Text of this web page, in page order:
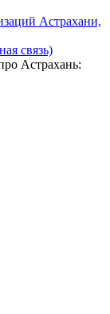
Астрахани,
связь)
Астрахань: